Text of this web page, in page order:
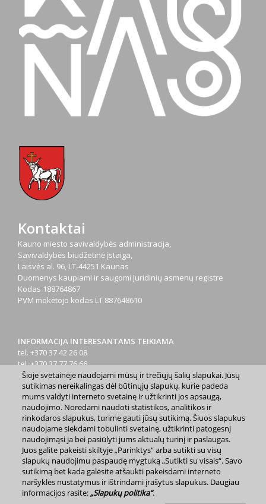
Kontaktai
Kauno miesto savivaldybės administracija,
Savivaldybės biudžetinė įstaiga,
Laisvės al. 96, LT-44251 Kaunas
Duomenys kaupiami ir saugomi Juridinių asmenų registre
Kodas 188764867
PVM mokėtojo kodas LT 887648610
INFORMACIJA INTERESANTAMS TEIKIAMA
tel. +370 37 42 26 08
tel. +370 37 77 76 66
tel. +370 660 07000
el. p.info@kaunas.lt
2023 m. Kauno miesto savivaldybė. Kopijuoti ir platinti
www.kaunas.lt skelbiamą informaciją be autorių sutikimo draudžiama.
Svetainės žemėlapis »
Šioje svetainėje naudojami mūsų ir trečiųjų šalių slapukai. Jūsų
sutikimas nereikalingas dėl būtinųjų slapukų, kurie padeda
mums valdyti interneto svetainę ir užtikrinti jos apsaugą,
naudojimo. Norėdami naudoti statistikos, analitikos ir
rinkodaros slapukus, turime gauti jūsų sutikimą. Šiuos slapukus
naudojame siekdami tobulinti svetainę, užtikrinti patogesnį
naudojimąsi ja bei pasiūlyti jums aktualų turinį ir paslaugas.
Juos galite pakeisti skiltyje „Parinktys“ arba sutikti su visų
slapukų naudojimu paspaudę mygtuką „Sutikti su visais“. Savo
sutikimą bet kada galėsite atšaukti pakeisdami interneto
naršyklės nustatymus ir ištrindami įrašytus slapukus. Daugiau
informacijos rasite:„Slapukų politika“.